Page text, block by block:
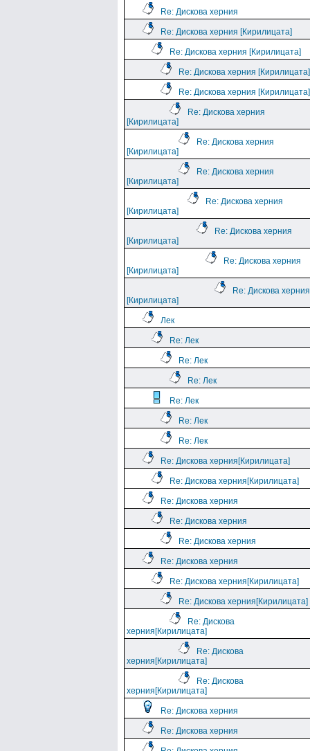
Re: Дискова херния
Re: Дискова херния [Кирилицата]
Re: Дискова херния [Кирилицата]
Re: Дискова херния [Кирилицата]
Re: Дискова херния [Кирилицата]
Re: Дискова херния
[Кирилицата]
Re: Дискова херния
[Кирилицата]
Re: Дискова херния
[Кирилицата]
Re: Дискова херния
[Кирилицата]
Re: Дискова херния
[Кирилицата]
Re: Дискова херния
[Кирилицата]
Re: Дискова херния
[Кирилицата]
Лек
Re: Лек
Re: Лек
Re: Лек
Re: Лек
Re: Лек
Re: Лек
Re: Дискова херния[Кирилицата]
Re: Дискова херния[Кирилицата]
Re: Дискова херния
Re: Дискова херния
Re: Дискова херния
Re: Дискова херния
Re: Дискова херния[Кирилицата]
Re: Дискова херния[Кирилицата]
Re: Дискова
херния[Кирилицата]
Re: Дискова
херния[Кирилицата]
Re: Дискова
херния[Кирилицата]
Re: Дискова херния
Re: Дискова херния